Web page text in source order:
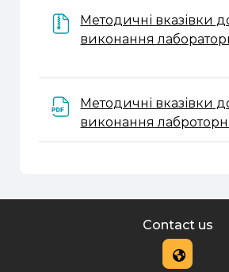
Методичні вказівки
виконання
Методичні вказівки
виконання
Contact us